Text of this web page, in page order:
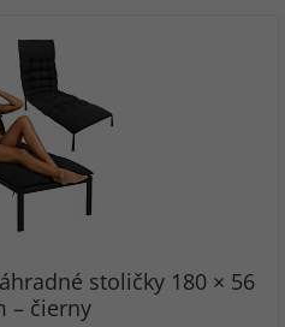
stoličky 180 × 56
– čierny